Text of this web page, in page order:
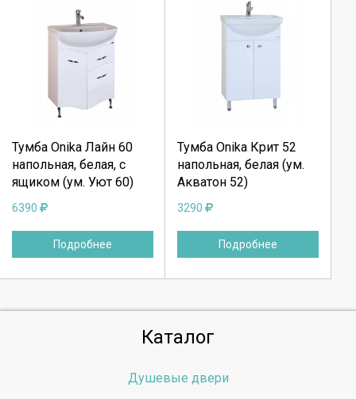
Тумба Onika Лайн 60
напольная, белая, с
ящиком (ум. Уют 60)
6390
Подробнее
Продолжить
Отмена
Тумба Onika Крит 52
напольная, белая (ум.
Акватон 52)
3290
Подробнее
Продолжить
Отмена
Каталог
Душевые двери